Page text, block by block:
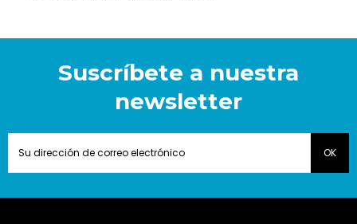
Suscríbete a nuestra
newsletter